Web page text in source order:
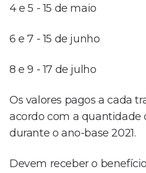
4 e 5 - 15 de maio
6 e 7 - 15 de junho
8 e 9 - 17 de julho
Os valores pagos a cada
acordo com a quantidade
durante o ano-base 2021.
Devem receber o